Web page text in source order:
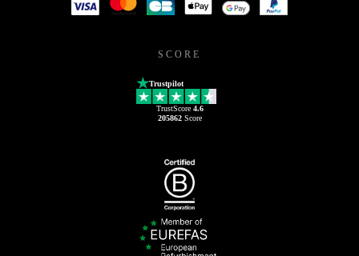
SCORE
Trustpilot
TrustScore 4.6
205862Score